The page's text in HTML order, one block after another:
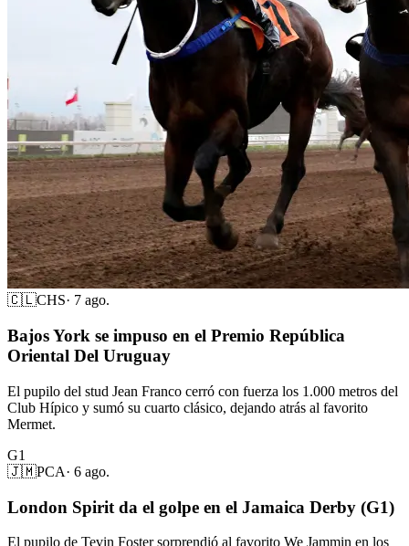
🇨🇱CHS· 7 ago.
Bajos York se impuso en el Premio República
Oriental Del Uruguay
El pupilo del stud Jean Franco cerró con fuerza los 1.000 metros del
Club Hípico y sumó su cuarto clásico, dejando atrás al favorito
Mermet.
G1
🇯🇲PCA· 6 ago.
London Spirit da el golpe en el Jamaica Derby (G1)
El pupilo de Tevin Foster sorprendió al favorito We Jammin en los